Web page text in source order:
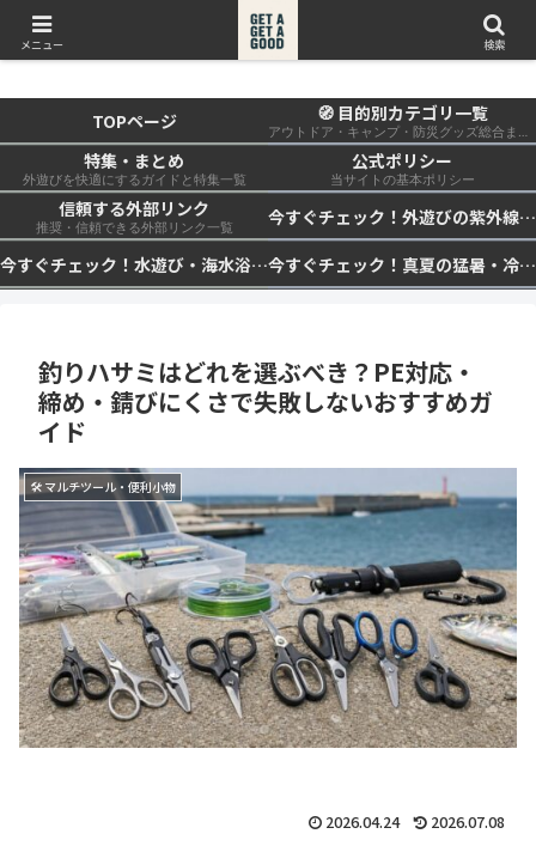
get a get a good
TOPページ 🧭 目的別カテゴリ一覧
アウトドア・キャンプ・防災グッズ総合まとめ
特集・まとめ
外遊びを快適にするガイドと特集一覧
公式ポリシー
当サイトの基本ポリシー
信頼する外部リンク
推奨・信頼できる外部リンク一覧
今すぐチェック！外遊びの紫外線対策・日差し快適化計画｜帽子・日傘・ウェア・日焼け止めを総まとめ☀️🏕️👓
今すぐチェック！水遊び・海水浴の快適化計画｜浮き輪・服装・日陰・安全対策を総まとめ🏖️🌊✨
今すぐチェック！真夏の猛暑・冷却・保冷快適化計画｜外遊び・キャンプ・車中泊の暑さ対策を総まとめ☀️🧊🏕️
釣りハサミはどれを選ぶべき？PE対応・
締め・錆びにくさで失敗しないおすすめガ
イド
🛠 マルチツール・便利小物
2026.04.24 2026.07.08
メニュー 検索